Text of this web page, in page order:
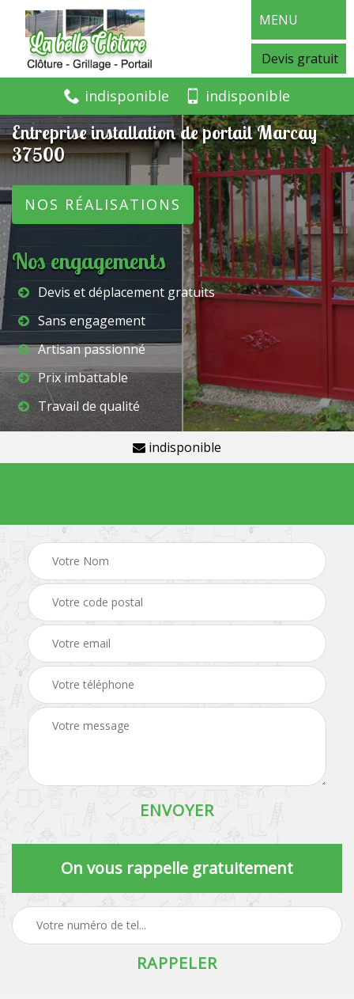
MENU
Devis gratuit
indisponible indisponible
Entreprise installation de portail Marcay
37500
NOS RÉALISATIONS
Nos engagements
Devis et déplacement gratuits
Sans engagement
Artisan passionné
Prix imbattable
Travail de qualité
indisponible
On vous rappelle gratuitement